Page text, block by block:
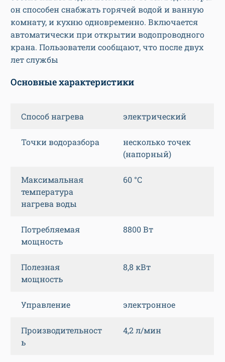
он способен снабжать горячей водой и ванную
комнату, и кухню одновременно. Включается
автоматически при открытии водопроводного
крана. Пользователи сообщают, что после двух
лет службы
Основные характеристики
Способ нагрева электрический
Точки водоразбора
несколько точек
(напорный)
Максимальная
температура
нагрева воды
60 °C
Потребляемая
мощность
8800 Вт
Полезная
мощность
8,8 кВт
Управление электронное
Производительност
ь
4,2 л/мин